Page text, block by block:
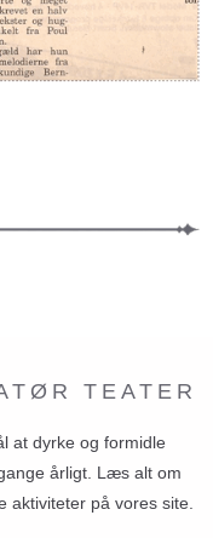
TEATER
at dyrke og formidle
årligt. Læs alt om
aktiviteter på vores site.